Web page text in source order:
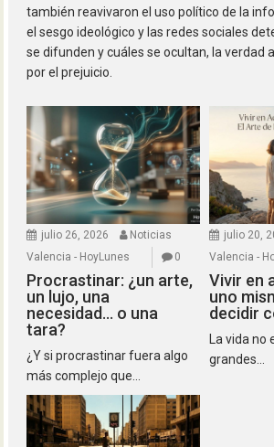
también reavivaron el uso político de la
el sesgo ideológico y las redes sociales
se difunden y cuáles se ocultan, la verdad
por el prejuicio.
julio 26, 2026
Noticias
Valencia - HoyLunes
0
Procrastinar: ¿un arte,
un lujo, una
necesidad… o una
tara?
¿Y si procrastinar fuera algo
más complejo que...
julio 20,
Valencia -
Vivir en
uno
decidir
La vida
grandes...